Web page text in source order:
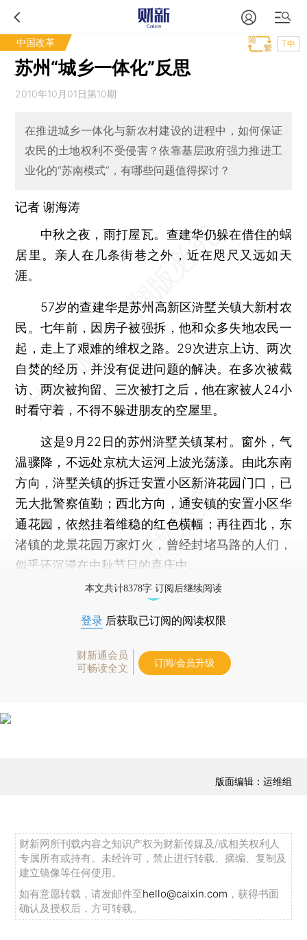
中国改革 T中
苏州“城乡一体化”反思
2010年10月01日第10期
在推进城乡一体化与新农村建设的进程中，如何保证
农民的土地权利不受侵害？依靠基层政府强力推进工
业化的“苏南模式”，有哪些问题值得探讨？
记者谢海涛
中秋之夜，雨打屋瓦。查建华仍躲在借住的蜗
居里。亲人在几条街巷之外，近在咫尺又远如天
涯。
57岁的查建华是苏州高新区浒墅关镇大新村农
民。七年前，因房子被强拆，他和众多失地农民一
起，走上了艰难的维权之路。29次进京上访、两次
自焚的经历，并没有促进问题的解决。在多次被截
访、两次被拘留、三次被打之后，他在家被人24小
时看守着，不得不躲进朋友的空屋里。
这是9月22日的苏州浒墅关镇某村。窗外，气
温骤降，不远处京杭大运河上波光荡漾。由此东南
方向，浒墅关镇的拆迁安置小区新浒花园门口，已
无大批警察值勤；西北方向，通安镇的安置小区华
通花园，依然挂着维稳的红色横幅；再往西北，东
渚镇的龙景花园万家灯火，曾经封堵马路的人们，
似乎还沉浸在中秋节日的喜庆中。
本文共计8378字 订阅后继续阅读
登录 后获取已订阅的阅读权限
财新通会员
可畅读全文
订阅/会员升级
版面编辑：运维组
财新网所刊载内容之知识产权为财新传媒及/或相关权利人
专属所有或持有。未经许可，禁止进行转载、摘编、复制及
建立镜像等任何使用。
如有意愿转载，请发邮件至hello@caixin.com ，获得书面
确认及授权后，方可转载。